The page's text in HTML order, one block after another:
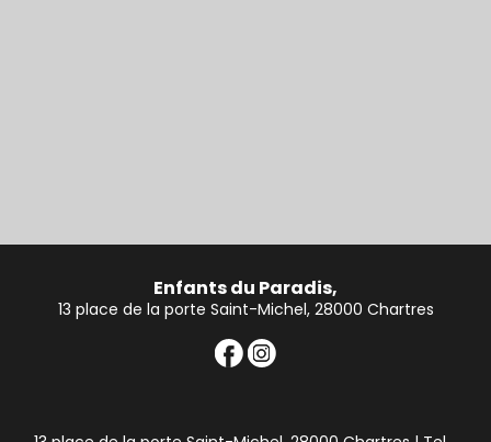
Enfants du Paradis,
13 place de la porte Saint-Michel, 28000 Chartres